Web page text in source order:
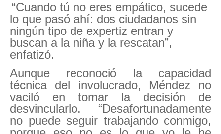
“Cuando tú no eres empático, sucede
lo que pasó ahí: dos ciudadanos sin
ningún tipo de expertiz entran y
buscan a la niña y la rescatan”,
enfatizó.
Aunque reconoció la capacidad
técnica del involucrado, Méndez no
vaciló en tomar la decisión de
desvincularlo. “Desafortunadamente
no puede seguir trabajando conmigo,